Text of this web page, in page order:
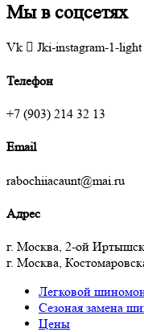
Мы в соцсетях
Vk Jki-instagram-1-light
Телефон
+7 (903) 214 32 13
Email
rabochiiacaunt@mai.ru
Адрес
г. Москва, 2-ой
г. Москва,
Легковой
Сезоная замена
Цены